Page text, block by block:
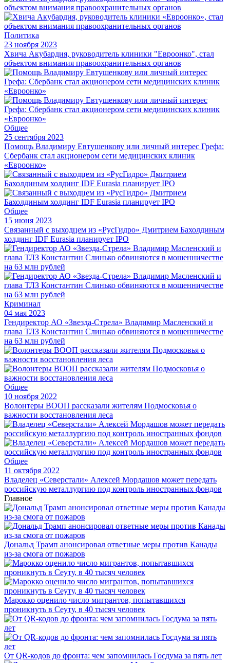
Политика
23 ноября 2023
Хвича Акубардия, руководитель клиники "Евроонко", стал
объектом внимания правоохранительных органов
Общее
25 сентября 2023
Помощь Владимиру Евтушенкову или личный интерес Грефа:
Сбербанк стал акционером сети медицинских клиник
«Евроонко»
Общее
15 июня 2023
Связанный с выходцем из «РусГидро» Дмитрием Бахолдиным
холдинг IDF Eurasia планирует IPO
Криминал
04 мая 2023
Гендиректор АО «Звезда-Стрела» Владимир Масленский и
глава ТЛЗ Константин Слинько обвиняются в мошенничестве
на 63 млн рублей
Общее
10 ноября 2022
Волонтеры ВООП рассказали жителям Подмосковья о
важности восстановления леса
Общее
11 октября 2022
Владелец «Северстали» Алексей Мордашов может передать
российскую металлургию под контроль иностранных фондов
Главное
Дональд Трамп анонсировал ответные меры против Канады
из-за смога от пожаров
Марокко оценило число мигрантов, попытавшихся
проникнуть в Сеуту, в 40 тысяч человек
От QR-кодов до фронта: чем запомнилась Госдума за пять лет